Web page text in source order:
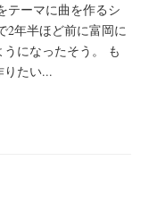
テーマに曲を作るシ
2年半ほど前に富岡に
になったそう。 も
りたい...